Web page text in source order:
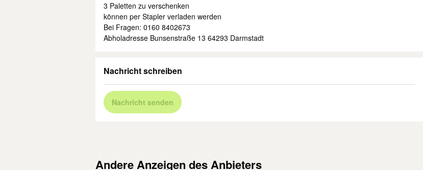
3 Paletten zu verschenken
können per Stapler verladen werden
Bei Fragen: 0160 8402673
Abholadresse Bunsenstraße 13 64293 Darmstadt
Nachricht schreiben
Nachricht senden
Andere Anzeigen des Anbieters